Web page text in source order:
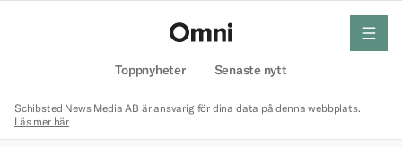
Toppnyheter Senaste nytt
meny
Schibsted News Media AB är ansvarig för dina data på denna webbplats.
Läs mer här